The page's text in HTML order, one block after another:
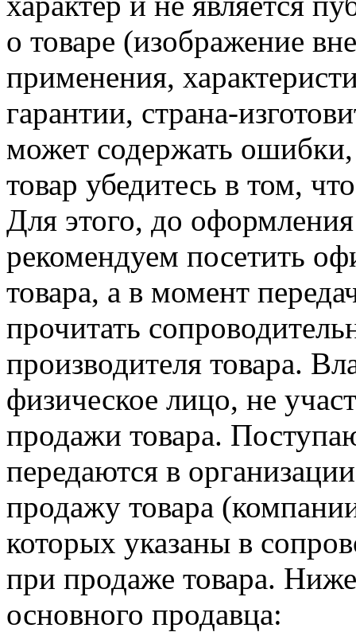
о товаре (изображение
применения,
гарантии, страна-
может содержать
товар убедитесь в том,
Для этого, до
рекомендуем посетить
товара, а в момент
прочитать
производителя товара.
физическое лицо, не
продажи товара.
передаются в
продажу товара
которых указаны в
при продаже товара.
основного продавца: